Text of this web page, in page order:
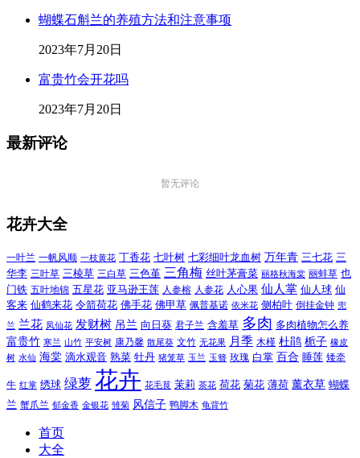
蝴蝶石斛兰的养殖方法和注意事项
2023年7月20日
富贵竹会开花吗
2023年7月20日
最新评论
暂无评论
花卉大全
一叶兰 一帆风顺 一枝黄花 丁香花 七叶树 七彩细叶龙血树 万年青 三七花 三
华李 三叶草 三棱草 三白草 三色堇 三角梅 丝叶茅膏菜 丽格秋海棠 丽蚌草 也
门铁 五叶地锦 五星花 亚马逊王莲 人参榕 人参花 人心果 仙人掌 仙人球 仙
客来 仙鹤来花 令箭荷花 佛手花 佛甲草 佩普基诺 依米花 侧柏叶 倒挂金钟 兜
兰 兰花 凤仙花 发财树 吊兰 向日葵 君子兰 含羞草 多肉 多肉植物怎么养
富贵竹 寒兰 山竹 平安树 康乃馨 散尾葵 文竹 无花果 月季 木槿 杜鹃 栀子 橡皮
树 水仙 海棠 滴水观音 熟菜 牡丹 猪笼草 玉兰 玉簪 玫瑰 白掌 百合 睡莲 矮牵
牛 红掌 绣球 绿萝 花卉 花毛茛 茉莉 茶花 荷花 菊花 薄荷 薰衣草 蝴蝶
兰 蟹爪兰 郁金香 金银花 雏菊 风信子 鸭脚木 龟背竹
首页
大全